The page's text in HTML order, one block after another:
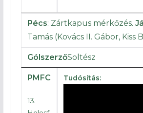
Pécs: Zártkapus mérkőzés.
Tamás (Kovács II. Gábor, Kiss
GólszerzőSoltész
PMFC
13.
Tudósítás: